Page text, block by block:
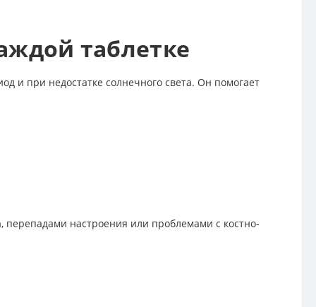
таблетке
и при недостатке солнечного света. Он помогает
перепадами настроения или проблемами с костно-